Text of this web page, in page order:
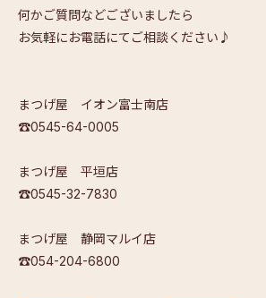
何かご質問などございましたら
お気軽にお電話にてご相談ください♪
まつげ屋 イオン富士南店
☎0545-64-0005
まつげ屋 平垣店
☎0545-32-7830
まつげ屋 静岡マルイ店
☎054-204-6800